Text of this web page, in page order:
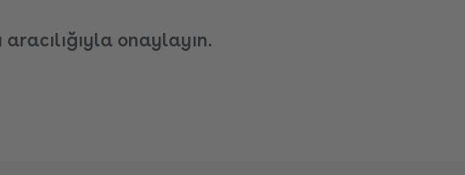
onaylayın.